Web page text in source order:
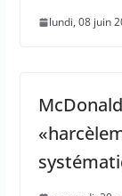
lundi, 08 juin